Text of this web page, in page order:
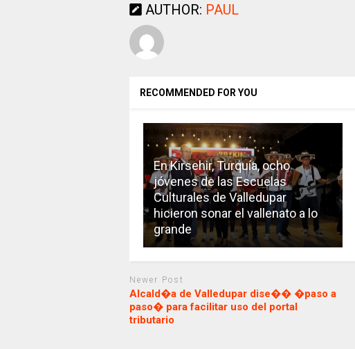
AUTHOR: PAUL
RECOMMENDED FOR YOU
En Kirsehir, Turquía, ocho
jóvenes de las Escuelas
Culturales de Valledupar
hicieron sonar el vallenato a lo
grande
Newer Post
Alcald�a de Valledupar dise�� �paso a
paso� para facilitar uso del portal
tributario